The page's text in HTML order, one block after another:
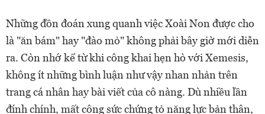
Những đồn đoán xung quanh việc Xoài Non được cho
là "ăn bám" hay "đào mỏ" không phải bây giờ mới diễn
ra. Còn nhớ kể từ khi công khai hẹn hò với Xemesis,
không ít những bình luận như vậy nhan nhản trên
trang cá nhân hay bài viết của cô nàng. Dù nhiều lần
đính chính, mất công sức chứng tỏ năng lực bản thân,